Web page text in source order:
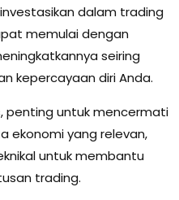
dalam trading
memulai dengan
seiring
kepercayaan diri Anda.
penting untuk mencermati
ekonomi yang relevan,
untuk membantu
trading.